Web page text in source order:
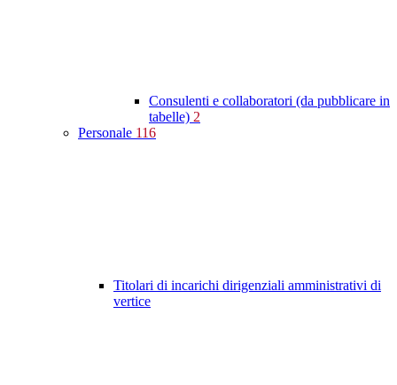
Consulenti e collaboratori (da pubblicare in
tabelle) 2
Personale 116
Titolari di incarichi dirigenziali amministrativi di
vertice